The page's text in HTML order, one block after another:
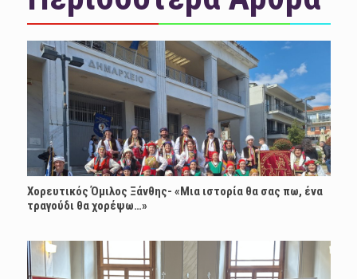
Χορευτικός Όμιλος Ξάνθης- «Mια ιστορία θα σας πω, ένα
τραγούδι θα χορέψω…»